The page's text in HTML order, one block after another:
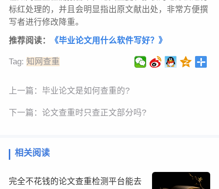
标红处理的，并且会明显指出原文献出处，非常方便撰
写者进行修改降重。
推荐阅读：
《毕业论文用什么软件写好？》
Tag: 知网查重
上一篇： 毕业论文是如何查重的?
下一篇： 论文查重时只查正文部分吗?
相关阅读
完全不花钱的论文查重检测平台能去